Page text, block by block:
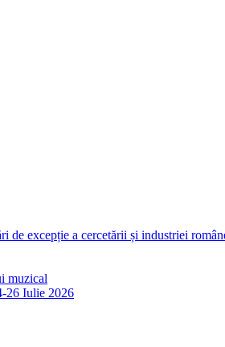
excepție a cercetării și industriei
muzical
26 Iulie 2026